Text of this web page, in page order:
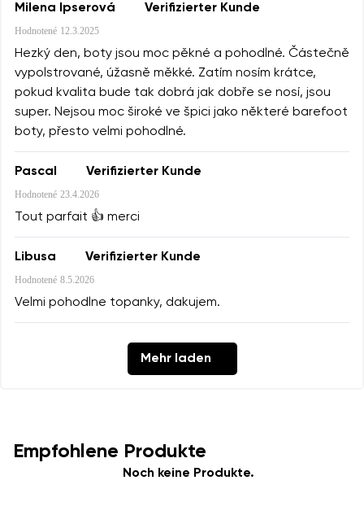
Milena Ipserová Verifizierter Kunde
Hodnotené 12.3.2025
Hezký den, boty jsou moc pěkné a pohodlné. Částečně
vypolstrované, úžasně měkké. Zatím nosím krátce,
pokud kvalita bude tak dobrá jak dobře se nosí, jsou
super. Nejsou moc široké ve špici jako některé barefoot
boty, přesto velmi pohodlné.
Pascal Verifizierter Kunde
Hodnotené 23.4.2026
Tout parfait 👍 merci
Libusa Verifizierter Kunde
Hodnotené 8.5.2026
Velmi pohodlne topanky, dakujem.
Mehr laden
Empfohlene Produkte
Noch keine Produkte.